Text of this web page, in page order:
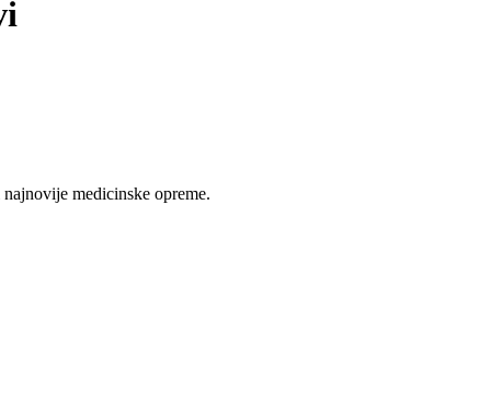
medicinske opreme.